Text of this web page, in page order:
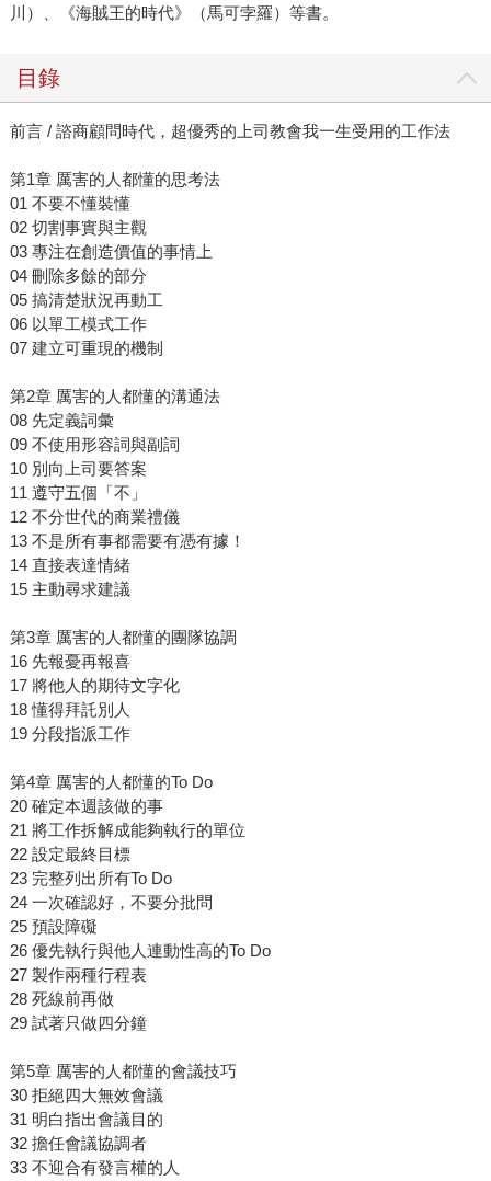
川）、《海賊王的時代》（馬可孛羅）等書。
目錄
前言 / 諮商顧問時代，超優秀的上司教會我一生受用的工作法
第1章 厲害的人都懂的思考法
01 不要不懂裝懂
02 切割事實與主觀
03 專注在創造價值的事情上
04 刪除多餘的部分
05 搞清楚狀況再動工
06 以單工模式工作
07 建立可重現的機制
第2章 厲害的人都懂的溝通法
08 先定義詞彙
09 不使用形容詞與副詞
10 別向上司要答案
11 遵守五個「不」
12 不分世代的商業禮儀
13 不是所有事都需要有憑有據！
14 直接表達情緒
15 主動尋求建議
第3章 厲害的人都懂的團隊協調
16 先報憂再報喜
17 將他人的期待文字化
18 懂得拜託別人
19 分段指派工作
第4章 厲害的人都懂的To Do
20 確定本週該做的事
21 將工作拆解成能夠執行的單位
22 設定最終目標
23 完整列出所有To Do
24 一次確認好，不要分批問
25 預設障礙
26 優先執行與他人連動性高的To Do
27 製作兩種行程表
28 死線前再做
29 試著只做四分鐘
第5章 厲害的人都懂的會議技巧
30 拒絕四大無效會議
31 明白指出會議目的
32 擔任會議協調者
33 不迎合有發言權的人